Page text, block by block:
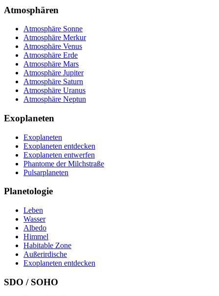
Atmosphären
Atmosphäre Sonne
Atmosphäre Merkur
Atmosphäre Venus
Atmosphäre Erde
Atmosphäre Mars
Atmosphäre Jupiter
Atmosphäre Saturn
Atmosphäre Uranus
Atmosphäre Neptun
Exoplaneten
Exoplaneten
Exoplaneten entdecken
Exoplaneten entwerfen
Phantome der Milchstraße
Pulsarplaneten
Planetologie
Leben
Wasser
Albedo
Himmel
Habitable Zone
Außerirdische
Exoplaneten entdecken
SDO / SOHO